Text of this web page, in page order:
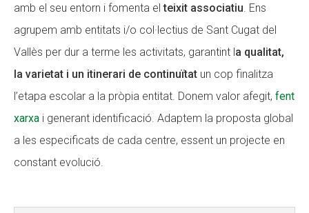
amb el seu entorn i fomenta elteixit associatiu. Ens
agrupem amb entitats i/o col·lectius de Sant Cugat del
Vallès per dur a terme les activitats, garantint la qualitat,
la varietat i un itinerari de continuïtat un cop finalitza
l’etapa escolar a la pròpia entitat. Donem valor afegit, fent
xarxa i generant identificació. Adaptem la proposta global
a les especificats de cada centre, essent un projecte en
constant evolució.